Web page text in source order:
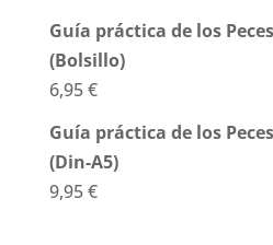
Guía práctica de los
(Bolsillo)
6,95€
Guía práctica de los
(Din-A5)
9,95€